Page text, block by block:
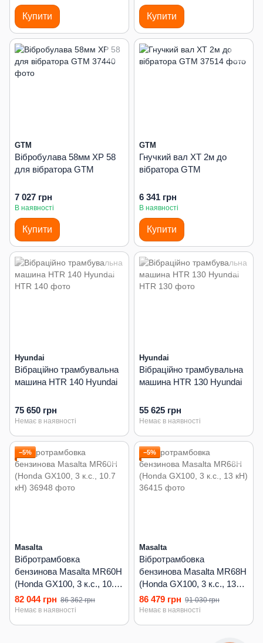
Купити Купити
GTM
Вібробулава 58мм XP 58
для вібратора GTM
7 027 грн
В наявності
Купити
GTM
Гнучкий вал XT 2м до
вібратора GTM
6 341 грн
В наявності
Купити
Hyundai
Вібраційно трамбувальна
машина HTR 140 Hyundai
75 650 грн
Немає в наявності
Hyundai
Вібраційно трамбувальна
машина HTR 130 Hyundai
55 625 грн
Немає в наявності
−5%
Masalta
Вібротрамбовка
бензинова Masalta MR60H
(Honda GX100, 3 к.с., 10.7
кН)
82 044 грн 86 362 грн
Немає в наявності
−5%
Masalta
Вібротрамбовка
бензинова Masalta MR68H
(Honda GX100, 3 к.с., 13
кН)
86 479 грн 91 030 грн
Немає в наявності